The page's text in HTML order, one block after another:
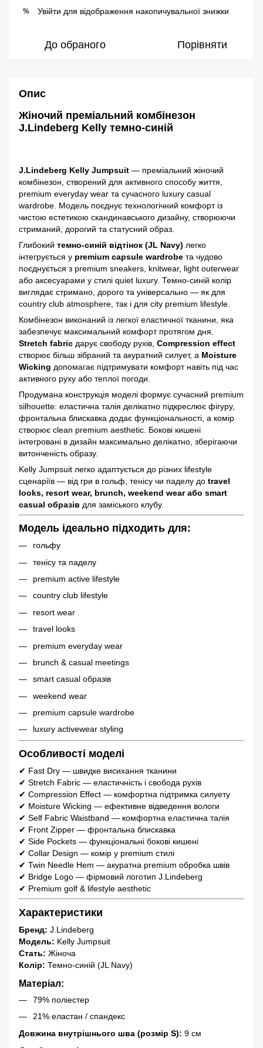
% Увійти для відображення накопичувальної знижки
До обраного Порівняти
Опис
Жіночий преміальний комбінезон
J.Lindeberg Kelly темно-синій
J.Lindeberg Kelly Jumpsuit — преміальний жіночий
комбінезон, створений для активного способу життя,
premium everyday wear та сучасного luxury casual
wardrobe. Модель поєднує технологічний комфорт із
чистою естетикою скандинавського дизайну, створюючи
стриманий, дорогий та статусний образ.
Глибокий темно-синій відтінок (JL Navy) легко
інтегрується у premium capsule wardrobe та чудово
поєднується з premium sneakers, knitwear, light outerwear
або аксесуарами у стилі quiet luxury. Темно-синій колір
виглядає стримано, дорого та універсально — як для
country club atmosphere, так і для city premium lifestyle.
Комбінезон виконаний із легкої еластичної тканини, яка
забезпечує максимальний комфорт протягом дня.
Stretch fabric дарує свободу рухів, Compression effect
створює більш зібраний та акуратний силует, а Moisture
Wicking допомагає підтримувати комфорт навіть під час
активного руху або теплої погоди.
Продумана конструкція моделі формує сучасний premium
silhouette: еластична талія делікатно підкреслює фігуру,
фронтальна блискавка додає функціональності, а комір
створює clean premium aesthetic. Бокові кишені
інтегровані в дизайн максимально делікатно, зберігаючи
витонченість образу.
Kelly Jumpsuit легко адаптується до різних lifestyle
сценаріїв — від гри в гольф, тенісу чи паделу до travel
looks, resort wear, brunch, weekend wear або smart
casual образів для заміського клубу.
Модель ідеально підходить для:
гольфу
тенісу та паделу
premium active lifestyle
country club lifestyle
resort wear
travel looks
premium everyday wear
brunch & casual meetings
smart casual образів
weekend wear
premium capsule wardrobe
luxury activewear styling
Особливості моделі
✔ Fast Dry — швидке висихання тканини
✔ Stretch Fabric — еластичність і свобода рухів
✔ Compression Effect — комфортна підтримка силуету
✔ Moisture Wicking — ефективне відведення вологи
✔ Self Fabric Waistband — комфортна еластична талія
✔ Front Zipper — фронтальна блискавка
✔ Side Pockets — функціональні бокові кишені
✔ Collar Design — комір у premium стилі
✔ Twin Needle Hem — акуратна premium обробка швів
✔ Bridge Logo — фірмовий логотип J.Lindeberg
✔ Premium golf & lifestyle aesthetic
Характеристики
Бренд: J.Lindeberg
Модель: Kelly Jumpsuit
Стать: Жіноча
Колір: Темно-синій (JL Navy)
Матеріал:
79% поліестер
21% еластан / спандекс
Довжина внутрішнього шва (розмір S): 9 см